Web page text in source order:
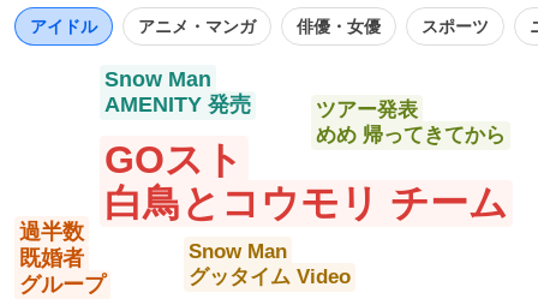
数
アイドル アニメ・マンガ 俳優・女優 スポーツ
GOスト
白鳥とコウモリ チーム
過半数
既婚者
グループ
Snow Man
グッタイム Video
ツアー発表
めめ 帰ってきてから
Snow Man
AMENITY 発売